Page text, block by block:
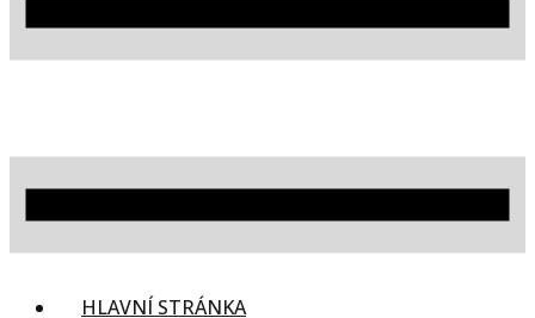
HLAVNÍ STRÁNKA